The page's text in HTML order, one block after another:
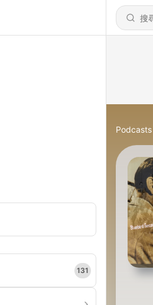
131
Podcasts